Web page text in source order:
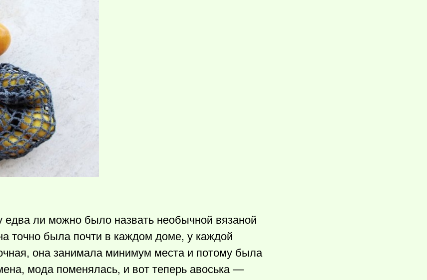
едва ли можно было назвать необычной вязаной
точно была почти в каждом доме, у каждой
она занимала минимум места и потому была
мода поменялась, и вот теперь авоська —